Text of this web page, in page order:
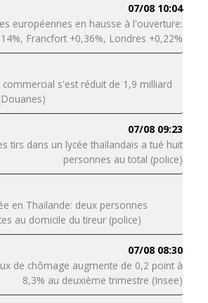
07/08 10:04
européennes en hausse à l'ouverture:
Francfort +0,36%, Londres +0,22%
commercial s'est réduit de 1,9 milliard
07/08 09:23
tirs dans un lycée thaïlandais a tué huit
personnes au total (police)
en Thaïlande: deux personnes
au domicile du tireur (police)
07/08 08:30
de chômage augmente de 0,2 point à
8,3% au deuxième trimestre (Insee)